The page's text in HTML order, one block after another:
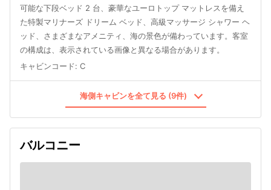
可能な下段ベッド 2 台、豪華なユーロトップ マットレスを備え
た特製マリナーズ ドリーム ベッド、高級マッサージ シャワー ヘ
ッド、さまざまなアメニティ、海の景色が備わっています。客室
の構成は、表示されている画像と異なる場合があります。
キャビンコード: C
海側キャビンを全て見る (9件)
バルコニー